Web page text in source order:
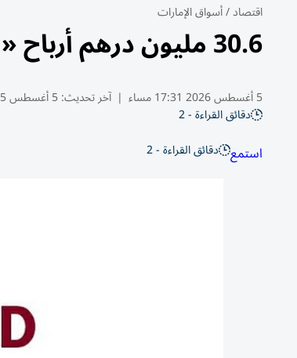
اقتصاد/أسواق الإمارات
30.6 مليون درهم أرباح «اتحاد إنيرجي» النصفية بنمو 277%
5 أغسطس 2026 17:31 مساء | آخر تحديث:5 أغسطس 17:55 2026
دقائق القراءة - 2
استمع دقائق القراءة - 2